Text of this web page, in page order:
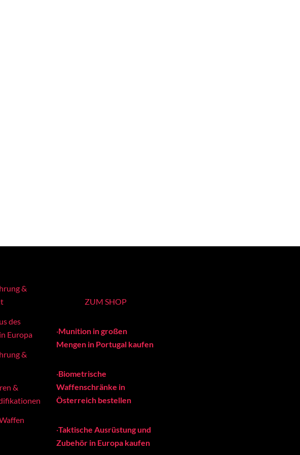
&
des
Europa
&
&
ZUM SHOP
·Munition in großen
Mengen in Portugal kaufen
·Biometrische
Waffenschränke in
Österreich bestellen
·Taktische Ausrüstung und
Zubehör in Europa kaufen